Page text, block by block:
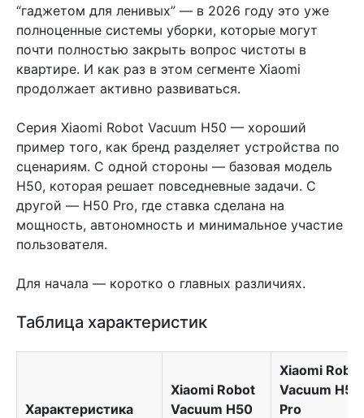
“гаджетом для ленивых” — в 2026 году это уже
полноценные системы уборки, которые могут
почти полностью закрыть вопрос чистоты в
квартире. И как раз в этом сегменте Xiaomi
продолжает активно развиваться.
Серия Xiaomi Robot Vacuum H50 — хороший
пример того, как бренд разделяет устройства по
сценариям. С одной стороны — базовая модель
H50, которая решает повседневные задачи. С
другой — H50 Pro, где ставка сделана на
мощность, автономность и минимальное участие
пользователя.
Для начала — коротко о главных различиях.
Таблица характеристик
Характеристика
Xiaomi Robot
Vacuum H50
Xiaomi Robot
Vacuum H50
Pro